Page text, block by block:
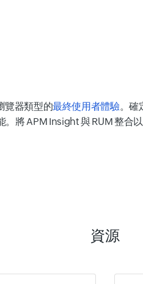
覽器類型的最終使用者體驗。確
將 APM Insight 與 RUM 整合以
資源